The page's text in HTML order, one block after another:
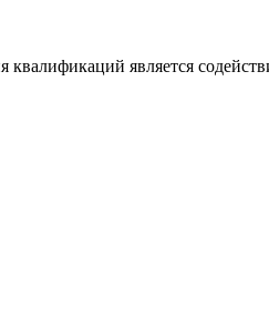
квалификаций является